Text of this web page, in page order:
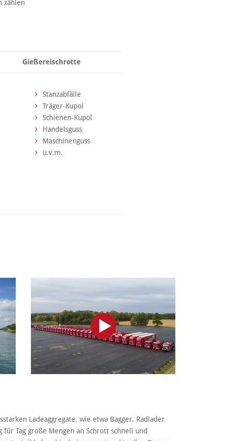
zählen
Gießereischrotte
Stanzabfälle
Träger-Kupol
Schienen-Kupol
Handelsguss
Maschinenguss
u.v.m.
Ladeaggregate, wie etwa Bagger, Radlader
für Tag große Mengen an Schrott schnell und